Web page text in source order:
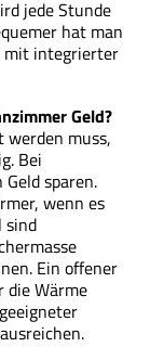
jede Stunde
hat man
mit integrierter
Geld?
werden muss,
Bei
sparen.
wenn es
sind
Ein offener
die Wärme